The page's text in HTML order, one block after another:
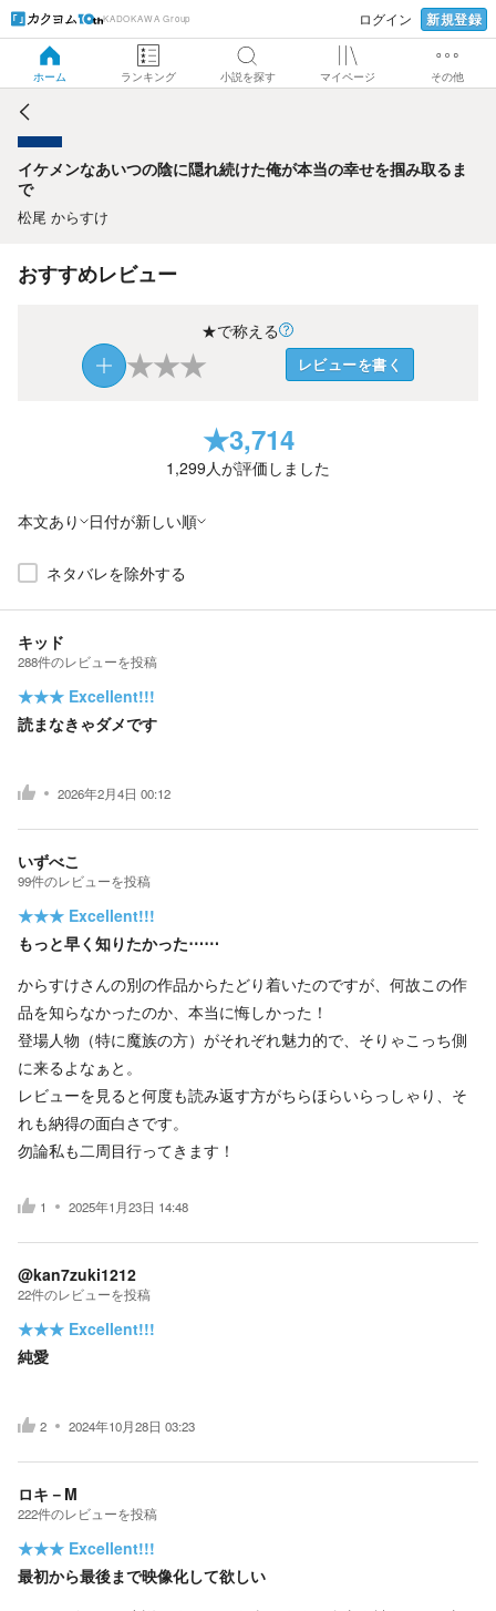
KADOKAWA Group ログイン 新規登録
ホーム ランキング 小説を探す マイページ その他
イケメンなあいつの陰に隠れ続けた俺が本当の幸せを掴み取
るまで
イケメンなあいつの陰に隠れ続けた俺が本当の幸せを掴み取るま
で
松尾 からすけ
おすすめレビュー
★で称える
★★★ レビューを書く
★3,714
1,299人が評価しました
本文あり 日付が新しい順
ネタバレを除外する
キッド
288件のレビューを投稿
★★★ Excellent!!!
読まなきゃダメです
2026年2月4日 00:12
いずべこ
99件のレビューを投稿
★★★ Excellent!!!
もっと早く知りたかった⋯⋯
からすけさんの別の作品からたどり着いたのですが、何故この作
品を知らなかったのか、本当に悔しかった！
登場人物（特に魔族の方）がそれぞれ魅力的で、そりゃこっち側
に来るよなぁと。
レビューを見ると何度も読み返す方がちらほらいらっしゃり、そ
れも納得の面白さです。
勿論私も二周目行ってきます！
1 2025年1月23日 14:48
@kan7zuki1212
22件のレビューを投稿
★★★ Excellent!!!
純愛
2 2024年10月28日 03:23
ロキ－M
222件のレビューを投稿
★★★ Excellent!!!
最初から最後まで映像化して欲しい